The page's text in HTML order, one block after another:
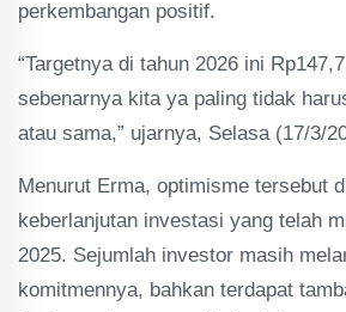
perkembangan positif.
“Targetnya di tahun 2026 ini
sebenarnya kita ya paling tidak
atau sama,” ujarnya, Selasa (17/3/
Menurut Erma, optimisme tersebut
keberlanjutan investasi yang telah
2025. Sejumlah investor masih
komitmennya, bahkan terdapat